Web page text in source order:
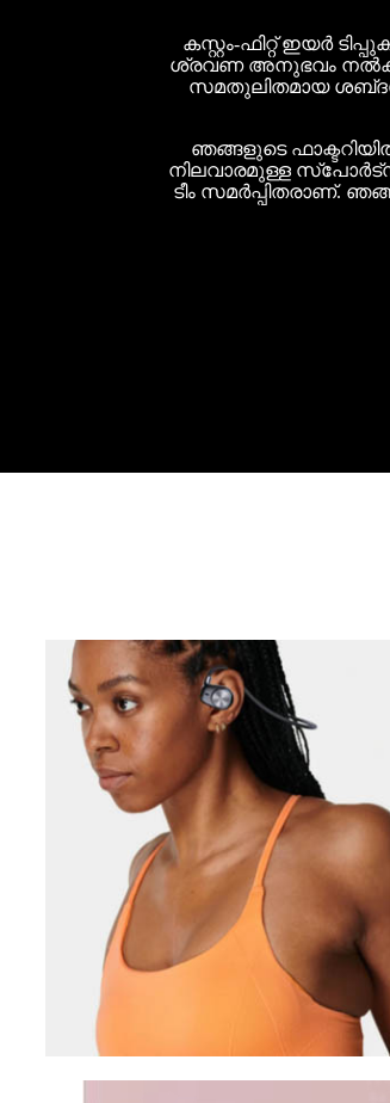
കസ്റ്റം-ഫിറ്റ്
ശ്രവണ അനുഭവം
സമതുലിതമായ
ഞങ്ങളുടെ
നിലവാരമുള്ള
ടീം സമർപ്പിതരാണ്.